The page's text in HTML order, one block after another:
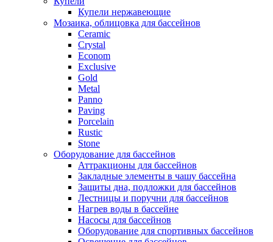
Купели нержавеющие
Мозаика, облицовка для бассейнов
Ceramic
Crystal
Econom
Exclusive
Gold
Metal
Panno
Paving
Porcelain
Rustic
Stone
Оборудование для бассейнов
Аттракционы для бассейнов
Закладные элементы в чашу бассейна
Защиты дна, подложки для бассейнов
Лестницы и поручни для бассейнов
Нагрев воды в бассейне
Насосы для бассейнов
Оборудование для спортивных бассейнов